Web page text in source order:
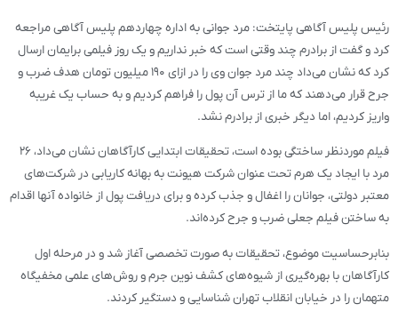
رئیس پلیس آگاهی پایتخت: مرد جوانی به اداره چهاردهم پلیس آگاهی مراجعه
کرد و گفت از برادرم چند وقتی است که خبر نداریم و یک روز فیلمی برایمان ارسال
کرد که نشان می‌داد چند مرد جوان وی را در ازای ۱۹۰ میلیون تومان هدف ضرب و
جرح قرار می‌دهند که ما از ترس آن پول را فراهم کردیم و به حساب یک غریبه
واریز کردیم، اما دیگر خبری از برادرم نشد.
فیلم موردنظر ساختگی بوده است، تحقیقات ابتدایی کارآگاهان نشان می‌داد، ۲۶
مرد با ایجاد یک هرم تحت عنوان شرکت هیونت به بهانه کاریابی در شرکت‌های
معتبر دولتی، جوانان را اغفال و جذب کرده و برای دریافت پول از خانواده آنها اقدام
به ساختن فیلم جعلی ضرب و جرح کرده‌اند.
بنابرحساسیت موضوع، تحقیقات به صورت تخصصی آغاز شد و در مرحله اول
کارآگاهان با بهره‌گیری از شیوه‌های کشف نوین جرم و روش‌های علمی مخفیگاه
متهمان را در خیابان انقلاب تهران شناسایی و دستگیر کردند.